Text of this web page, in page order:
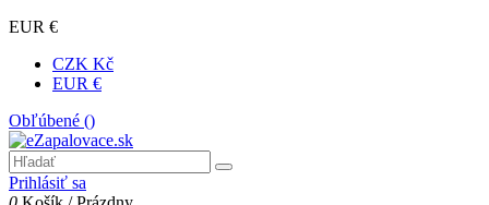
EUR €
CZK Kč
EUR €
Obľúbené ()
Prihlásiť sa